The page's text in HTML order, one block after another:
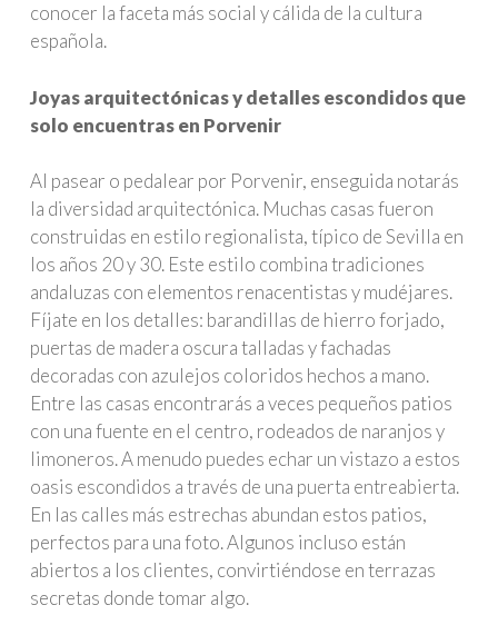
conocer la faceta más social y cálida de la cultura
española.
Joyas arquitectónicas y detalles escondidos que
solo encuentras en Porvenir
Al pasear o pedalear por Porvenir, enseguida notarás
la diversidad arquitectónica. Muchas casas fueron
construidas en estilo regionalista, típico de Sevilla en
los años 20 y 30. Este estilo combina tradiciones
andaluzas con elementos renacentistas y mudéjares.
Fíjate en los detalles: barandillas de hierro forjado,
puertas de madera oscura talladas y fachadas
decoradas con azulejos coloridos hechos a mano.
Entre las casas encontrarás a veces pequeños patios
con una fuente en el centro, rodeados de naranjos y
limoneros. A menudo puedes echar un vistazo a estos
oasis escondidos a través de una puerta entreabierta.
En las calles más estrechas abundan estos patios,
perfectos para una foto. Algunos incluso están
abiertos a los clientes, convirtiéndose en terrazas
secretas donde tomar algo.